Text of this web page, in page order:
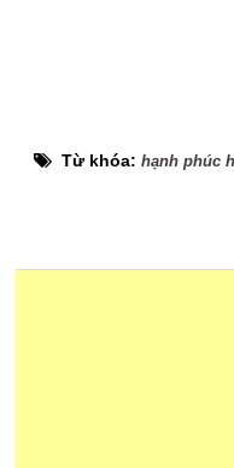
Từ khóa:hạnh phúc